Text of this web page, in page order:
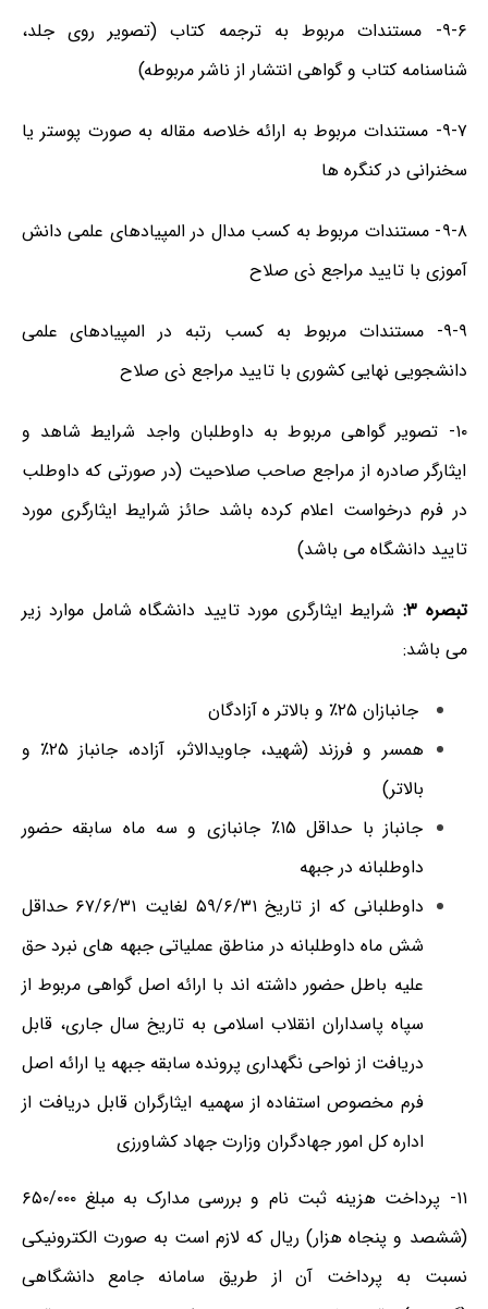
۹-۶- مستندات مربوط به ترجمه کتاب (تصویر روی جلد،
شناسنامه کتاب و گواهی انتشار از ناشر مربوطه)
۹-۷- مستندات مربوط به ارائه خلاصه مقاله به صورت پوستر یا
سخنرانی در کنگره ها
۹-۸- مستندات مربوط به کسب مدال در المپیادهای علمی دانش
آموزی با تایید مراجع ذی صلاح
۹-۹- مستندات مربوط به کسب رتبه در المپیادهای علمی
دانشجویی نهایی کشوری با تایید مراجع ذی صلاح
۱۰- تصویر گواهی مربوط به داوطلبان واجد شرایط شاهد و
ایثارگر صادره از مراجع صاحب صلاحیت (در صورتی که داوطلب
در فرم درخواست اعلام کرده باشد حائز شرایط ایثارگری مورد
تایید دانشگاه می باشد)
تبصره ۳:
شرایط ایثارگری مورد تایید دانشگاه شامل موارد زیر
می باشد:
جانبازان ۲۵٪ و بالاتر ه آزادگان
همسر و فرزند (شهید، جاویدالاثر، آزاده، جانباز ۲۵٪ و
بالاتر)
جانباز با حداقل ۱۵٪ جانبازی و سه ماه سابقه حضور
داوطلبانه در جبهه
داوطلبانی که از تاریخ ۵۹/۶/۳۱ لغایت ۶۷/۶/۳۱ حداقل
شش ماه داوطلبانه در مناطق عملیاتی جبهه های نبرد حق
علیه باطل حضور داشته اند با ارائه اصل گواهی مربوط از
سپاه پاسداران انقلاب اسلامی به تاریخ سال جاری، قابل
دریافت از نواحی نگهداری پرونده سابقه جبهه یا ارائه اصل
فرم مخصوص استفاده از سهمیه ایثارگران قابل دریافت از
اداره کل امور جهادگران وزارت جهاد کشاورزی
۱۱- پرداخت هزینه ثبت نام و بررسی مدارک به مبلغ ۶۵۰/۰۰۰
(ششصد و پنجاه هزار) ریال که لازم است به صورت الکترونیکی
نسبت به پرداخت آن از طریق سامانه جامع دانشگاهی